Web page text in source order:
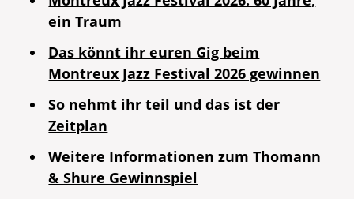
ein Traum
Das könnt ihr euren Gig beim
Montreux Jazz Festival 2026 gewinnen
So nehmt ihr teil und das ist der
Zeitplan
Weitere Informationen zum Thomann
& Shure Gewinnspiel